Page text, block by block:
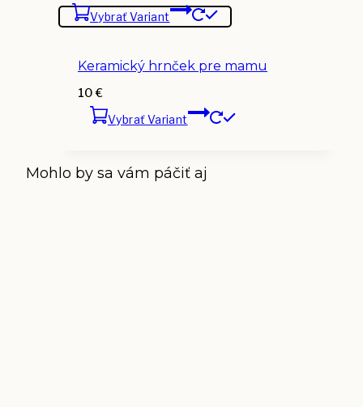
Vybrať Variant
Keramický hrnček pre mamu
10€
Vybrať Variant
Mohlo by sa vám páčiť aj